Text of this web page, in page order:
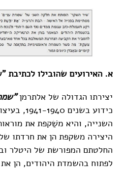
א. האירועים שהובילו לכתיבת
יצירתו הגדולה של אלתרמן
כידוע
השנייה, והיא משַׁקפת את
היצירה משקפת הן את חרדתו
החלטתם המפורשת של היטלר
לפתוח בהשמדת היהודים, הן